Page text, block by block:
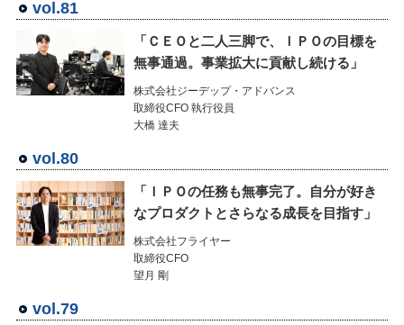
vol.81
「ＣＥＯと二人三脚で、ＩＰＯの目標を
無事通過。事業拡大に貢献し続ける」
株式会社ジーデップ・アドバンス
取締役CFO 執行役員
大橋 達夫
vol.80
「ＩＰＯの任務も無事完了。自分が好き
なプロダクトとさらなる成長を目指す」
株式会社フライヤー
取締役CFO
望月 剛
vol.79